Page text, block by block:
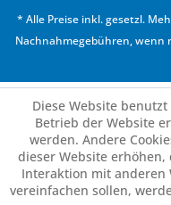
* Alle Preise inkl. gesetzl.
Nachnahmegebühren, wenn
Diese Website
Betrieb der Website
werden. Andere
dieser Website
Interaktion mit anderen
vereinfachen sollen,